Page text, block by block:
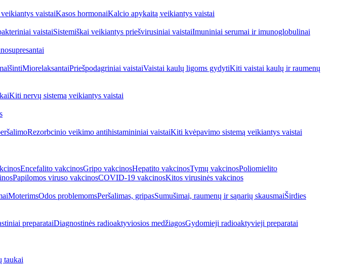
vaistaiKasos hormonaiKalcio apykaitą veikiantys vaistai
vaistaiSistemiškai veikiantys priešvirusiniai vaistaiImuniniai serumai ir imunoglobulinai
MiorelaksantaiPriešpodagriniai vaistaiVaistai kaulų ligoms gydytiKiti vaistai kaulų ir raumenų
Kiti nervų sistemą veikiantys vaistai
Rezorbcinio veikimo antihistamininiai vaistaiKiti kvėpavimo sistemą veikiantys vaistai
Encefalito vakcinosGripo vakcinosHepatito vakcinosTymų vakcinosPoliomielito
Papilomos viruso vakcinosCOVID-19 vakcinosKitos virusinės vakcinos
MoterimsOdos problemomsPeršalimas, gripasSumušimai, raumenų ir sąnarių skausmaiŠirdies
preparataiDiagnostinės radioaktyviosios medžiagosGydomieji radioaktyvieji preparatai
taukai